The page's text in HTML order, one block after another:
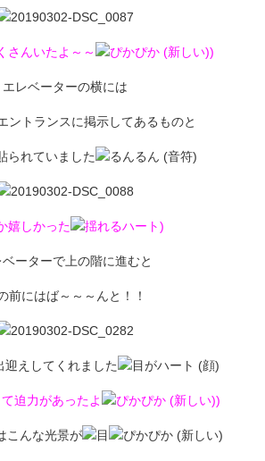
さんいたよ～～ )
エレベーターの横には
ントランスに掲示してあるものと
られていました
嬉しかった )
ベーターで上の階に進むと
前にはば～～～んと！！
迎えしてくれました
迫力があったよ )
こんな光景が